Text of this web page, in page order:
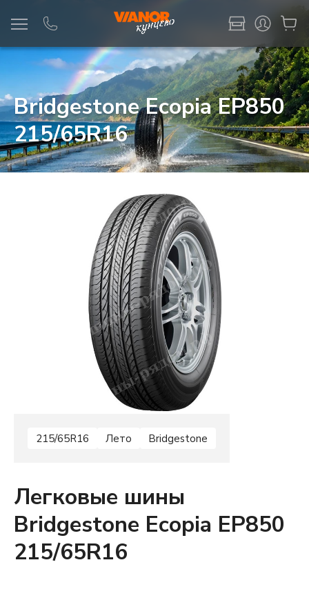
Bridgestone Ecopia EP850
215/65R16
215/65R16 Лето Bridgestone
Легковые шины
Bridgestone Ecopia EP850
215/65R16
Информация Фото товара